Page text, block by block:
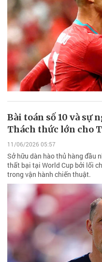
Bài toán số 10 và sự
Thách thức lớn cho
11/06/2026 05:57
Sở hữu dàn hào thủ hàng đầu
thất bại tại World Cup bởi lối
trong vận hành chiến thuật.